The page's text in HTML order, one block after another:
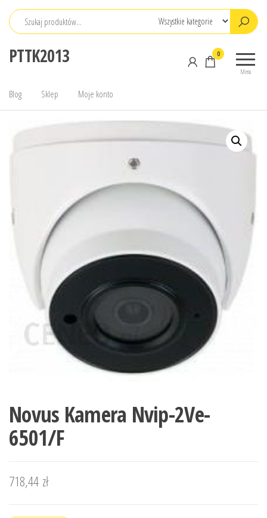
Przejdź
PTTK2013
Menu
0
Blog Sklep Moje konto
Novus Kamera Nvip-2Ve-
6501/F
718,44 zł